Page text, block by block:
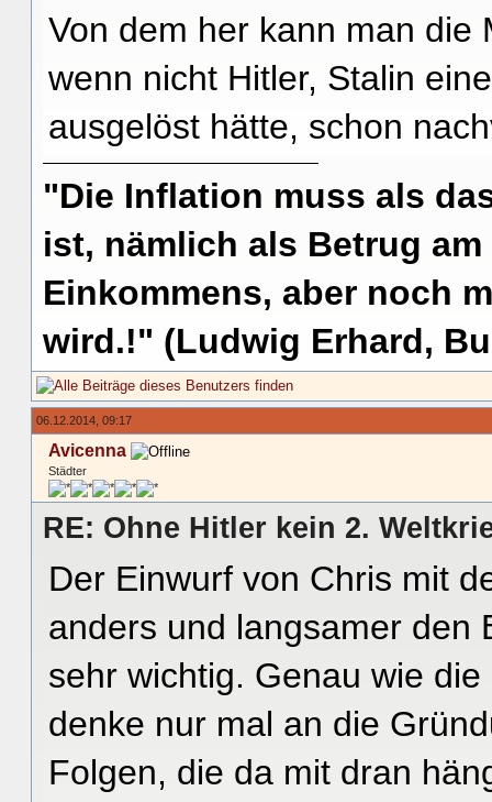
Von dem her kann man die
wenn nicht Hitler, Stalin
ausgelöst hätte, schon
"Die Inflation muss als
ist, nämlich als Betrug
Einkommens, aber noch
wird.!" (Ludwig Erhard,
06.12.2014, 09:17
Avicenna
Städter
RE: Ohne Hitler kein 2.
Der Einwurf von Chris mit
anders und langsamer den
sehr wichtig. Genau wie
denke nur mal an die
Folgen, die da mit dran